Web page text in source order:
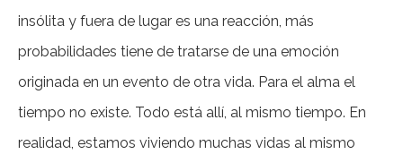
insólita y fuera de lugar es una reacción, más
probabilidades tiene de tratarse de una emoción
originada en un evento de otra vida. Para el alma el
tiempo no existe. Todo está allí, al mismo tiempo. En
realidad, estamos viviendo muchas vidas al mismo